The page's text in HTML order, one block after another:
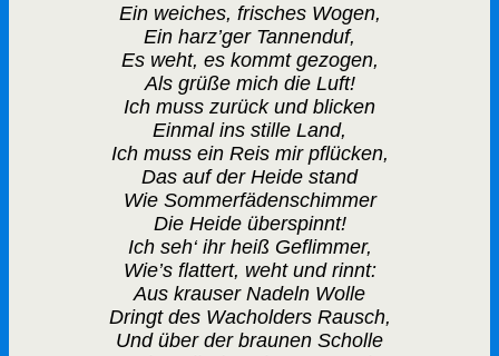
Ein weiches, frisches Wogen,
Ein harz’ger Tannenduf,
Es weht, es kommt gezogen,
Als grüße mich die Luft!
Ich muss zurück und blicken
Einmal ins stille Land,
Ich muss ein Reis mir pflücken,
Das auf der Heide stand
Wie Sommerfädenschimmer
Die Heide überspinnt!
Ich seh‘ ihr heiß Geflimmer,
Wie’s flattert, weht und rinnt:
Aus krauser Nadeln Wolle
Dringt des Wacholders Rausch,
Und über der braunen Scholle